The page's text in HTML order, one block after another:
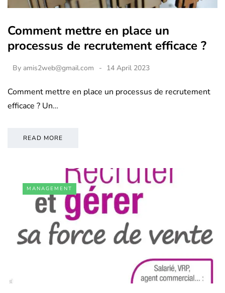
Comment mettre en place un
processus de recrutement efficace ?
By amis2web@gmail.com 14 April 2023
Comment mettre en place un processus de recrutement
efficace ? Un…
READ MORE
MANAGEMENT